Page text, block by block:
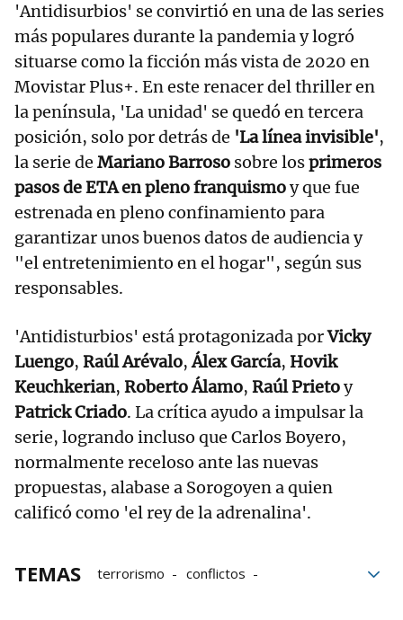
'Antidisurbios' se convirtió en una de las series
más populares durante la pandemia y logró
situarse como la ficción más vista de 2020 en
Movistar Plus+. En este renacer del thriller en
la península, 'La unidad' se quedó en tercera
posición, solo por detrás de 'La línea invisible',
la serie de Mariano Barroso sobre losprimeros
pasos de ETA en pleno franquismoy que fue
estrenada en pleno confinamiento para
garantizar unos buenos datos de audiencia y
"el entretenimiento en el hogar", según sus
responsables.
'Antidisturbios' está protagonizada porVicky
Luengo, Raúl Arévalo,Álex García, Hovik
Keuchkerian, Roberto Álamo, Raúl Prietoy
Patrick Criado. La crítica ayudo a impulsar la
serie, logrando incluso que Carlos Boyero,
normalmente receloso ante las nuevas
propuestas, alabase a Sorogoyen a quien
calificó como 'el rey de la adrenalina'.
TEMAS terrorismo
conflictos